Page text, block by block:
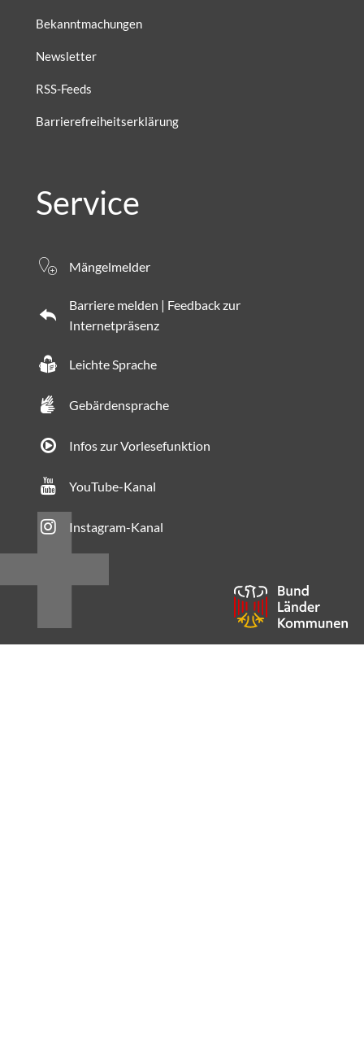
Bekanntmachungen
Newsletter
RSS-Feeds
Barrierefreiheitserklärung
Service
Mängelmelder
Barriere melden | Feedback zur
Internetpräsenz
Leichte Sprache
Gebärdensprache
Infos zur Vorlesefunktion
YouTube-Kanal
Instagram-Kanal